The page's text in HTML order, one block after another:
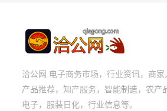
洽公网 电子商务市场，行业资讯，商家
产品推荐，知产服务，智能制造，农产
电子，服装日化，行业信息等。